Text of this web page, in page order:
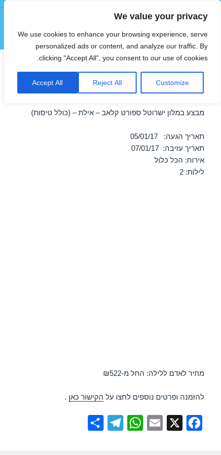
We value your privacy
We use cookies to enhance your browsing experience, serve
personalized ads or content, and analyze our traffic. By
clicking "Accept All", you consent to our use of cookies.
Customize
Reject All
Accept All
הוטצימר
תפריטים
ווידג'טים
חופשה במלון ישרוטל ספורט
קלאב – אילת 05/01/2017
מבצע במלון ישרוטל ספורט קלאב – אילת – (כולל טיסות)
תאריך הגעה: 05/01/17
תאריך עזיבה: 07/01/17
אירוח: הכל כלול
לילות: 2
מחיר לאדם ללילה: החל מ-₪522
להזמנה ופרטים נוספים לחצו על הקישור כאן .
F
X
E
W
T